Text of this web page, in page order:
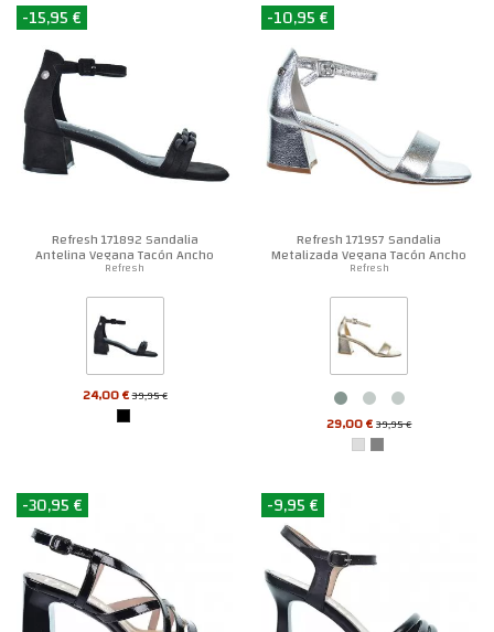
-15,95 €
Refresh 171892 Sandalia
Antelina Vegana Tacón Ancho
Mujer
Refresh
24,00 €39,95 €
-10,95 €
Refresh 171957 Sandalia
Metalizada Vegana Tacón Ancho
Mujer
Refresh
29,00 €39,95 €
-30,95 € -9,95 €